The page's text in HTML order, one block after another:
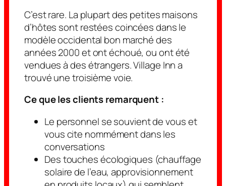
C’est rare. La plupart des petites maisons
d’hôtes sont restées coincées dans le
modèle occidental bon marché des
années 2000 et ont échoué, ou ont été
vendues à des étrangers. Village Inn a
trouvé une troisième voie.
Ce que les clients remarquent :
Le personnel se souvient de vous et
vous cite nommément dans les
conversations
Des touches écologiques (chauffage
solaire de l’eau, approvisionnement